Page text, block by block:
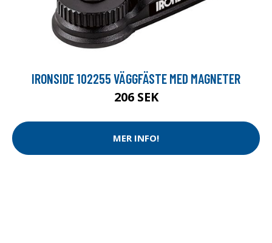
IRONSIDE 102255 VÄGGFÄSTE MED MAGNETER
206 SEK
MER INFO!